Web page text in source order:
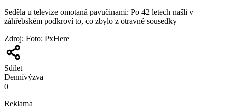
Seděla u televize omotaná pavučinami: Po 42 letech našli v
záhřebském podkroví to, co zbylo z otravné sousedky
Zdroj: Foto: PxHere
Sdílet
Dennívýzva
0
Reklama